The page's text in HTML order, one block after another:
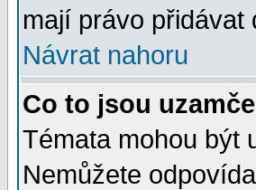
mají právo přidávat
Návrat nahoru
Co to jsou
Témata mohou být
Nemůžete